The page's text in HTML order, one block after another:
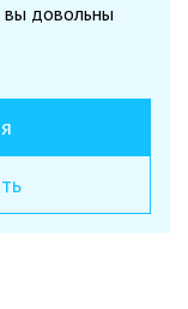
вы довольны